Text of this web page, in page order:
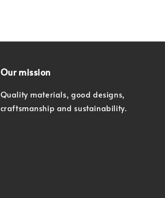
Our mission
Quality materials, good designs,
craftsmanship and sustainability.